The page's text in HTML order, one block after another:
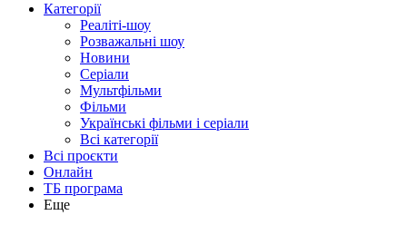
Категорії
Реаліті-шоу
Розважальні шоу
Новини
Серіали
Мультфільми
Фільми
Українські фільми і серіали
Всі категорії
Всі проєкти
Онлайн
ТБ програма
Еще